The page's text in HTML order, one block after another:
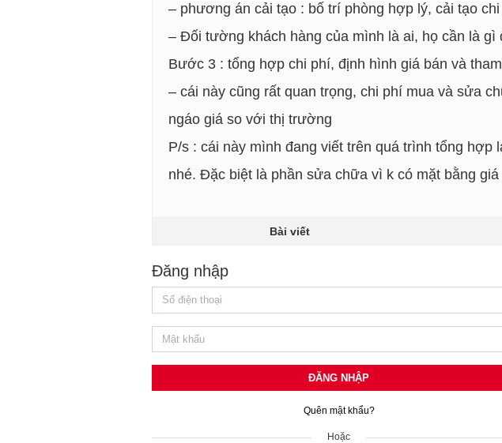
– phương án cải tạo : bố trí phòng hợp lý, cải tạo
– Đối tường khách hàng của mình là ai, họ cần là
Bước 3 : tổng hợp chi phí, định hình giá bán và
– cái này cũng rất quan trọng, chi phí mua và sửa
ngáo giá so với thị trường
P/s : cái này mình đang viết trên quá trình tổng hợp
nhé. Đặc biệt là phần sửa chữa vì k có mặt bằng giá
Bài viết
Đăng nhập
ĐĂNG NHẬP
Quên mật khẩu?
Hoặc